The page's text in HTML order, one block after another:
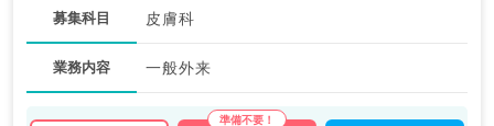
募集科目 皮膚科
業務内容 一般外来